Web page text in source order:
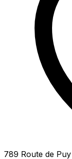
789 Route de